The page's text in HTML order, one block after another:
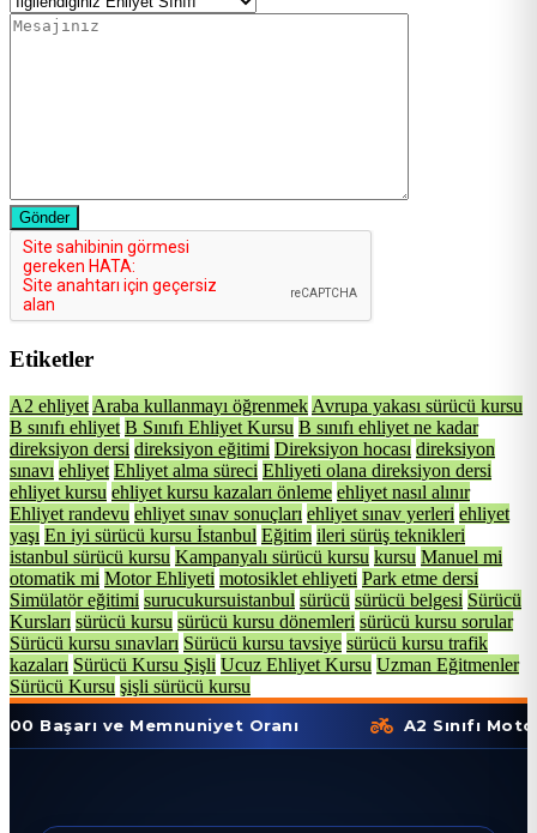
Gönder
Etiketler
A2 ehliyet Araba kullanmayı öğrenmek Avrupa yakası sürücü kursu
B sınıfı ehliyet B Sınıfı Ehliyet Kursu B sınıfı ehliyet ne kadar
direksiyon dersi direksiyon eğitimi Direksiyon hocası direksiyon
sınavı ehliyet Ehliyet alma süreci Ehliyeti olana direksiyon dersi
ehliyet kursu ehliyet kursu kazaları önleme ehliyet nasıl alınır
Ehliyet randevu ehliyet sınav sonuçları ehliyet sınav yerleri ehliyet
yaşı En iyi sürücü kursu İstanbul Eğitim ileri sürüş teknikleri
istanbul sürücü kursu Kampanyalı sürücü kursu kursu Manuel mi
otomatik mi Motor Ehliyeti motosiklet ehliyeti Park etme dersi
Simülatör eğitimi surucukursuistanbul sürücü sürücü belgesi Sürücü
Kursları sürücü kursu sürücü kursu dönemleri sürücü kursu sorular
Sürücü kursu sınavları Sürücü kursu tavsiye sürücü kursu trafik
kazaları Sürücü Kursu Şişli Ucuz Ehliyet Kursu Uzman Eğitmenler
Sürücü Kursu şişli sürücü kursu
ve Memnuniyet Oranı A2 Sınıfı Motor